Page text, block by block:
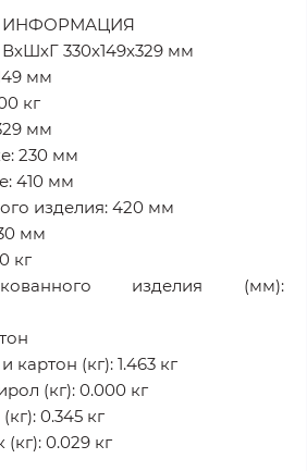
ИНФОРМАЦИЯ
330x149x329 мм
мм
кг
мм
230 мм
410 мм
изделия: 420 мм
мм
кг
изделия (мм):
картон (кг): 1.463 кг
(кг): 0.000 кг
0.345 кг
0.029 кг